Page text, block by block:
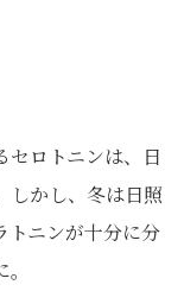
セロトニンは、日
しかし、冬は日照
トニンが十分に分